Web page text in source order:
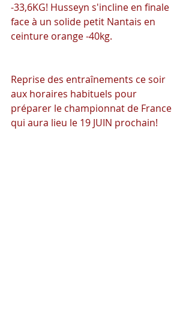
-33,6KG! Husseyn s'incline en finale
face à un solide petit Nantais en
ceinture orange -40kg.
Reprise des entraînements ce soir
aux horaires habituels pour
préparer le championnat de France
qui aura lieu le 19 JUIN prochain!